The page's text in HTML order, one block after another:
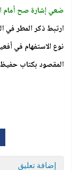
ضعي إشارة صح أمام
ارتبط ذكر المطر في
نوع الاستفهام في
المقصود بكتاب حفيظ
إضافة تعليق